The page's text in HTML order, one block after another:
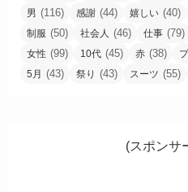
男 (116) 感謝 (44) 嬉しい (40)
制服 (50) 社会人 (46) 仕事 (79)
女性 (99) 10代 (45) 赤 (38)
5月 (43) 祭り (43) スーツ (55)
(スポンサ